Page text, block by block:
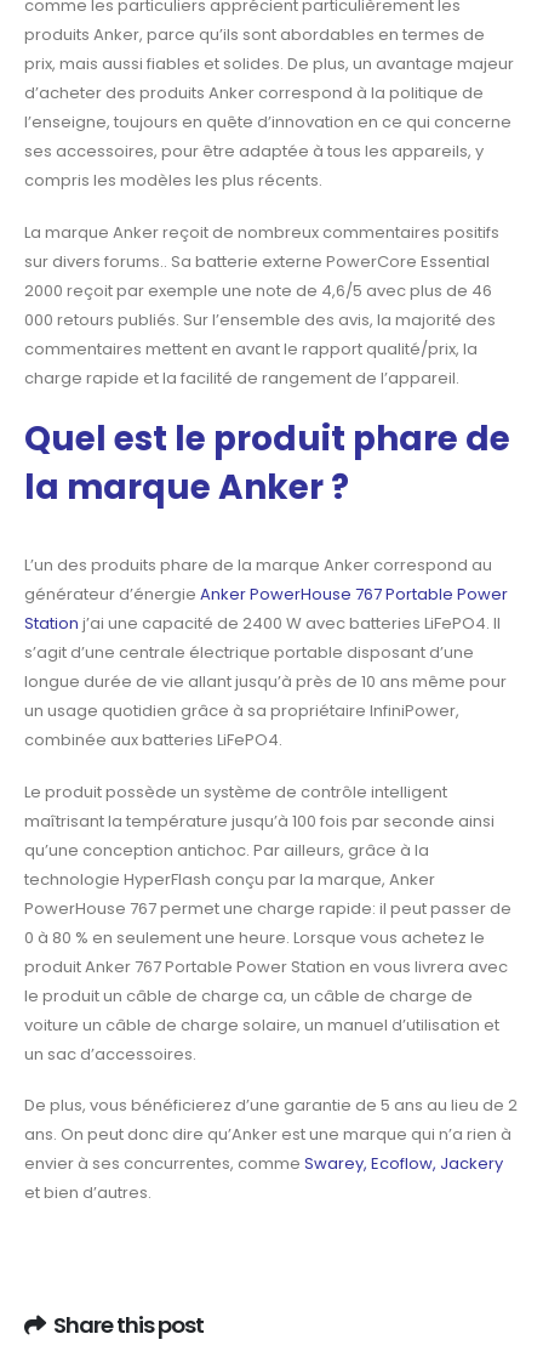
comme les particuliers apprécient particulièrement les
produits Anker, parce qu’ils sont abordables en termes de
prix, mais aussi fiables et solides. De plus, un avantage majeur
d’acheter des produits Anker correspond à la politique de
l’enseigne, toujours en quête d’innovation en ce qui concerne
ses accessoires, pour être adaptée à tous les appareils, y
compris les modèles les plus récents.
La marque Anker reçoit de nombreux commentaires positifs
sur divers forums.. Sa batterie externe PowerCore Essential
2000 reçoit par exemple une note de 4,6/5 avec plus de 46
000 retours publiés. Surl’ensemble des avis, la majorité des
commentaires mettent en avant le rapport qualité/prix, la
charge rapide et la facilité de rangement de l’appareil.
Quel est le produit phare de
la marque Anker ?
L’un des produits phare de la marque Anker correspond au
générateur d’énergie Anker PowerHouse 767 Portable Power
Station j’ai une capacité de 2400 W avec batteries LiFePO4. Il
s’agit d’une centrale électrique portable disposant d’une
longue durée de vie allant jusqu’à près de 10 ans même pour
un usage quotidien grâce à sa propriétaire InfiniPower,
combinée aux batteries LiFePO4.
Le produit possède un système de contrôle intelligent
maîtrisant la température jusqu’à 100 fois par seconde ainsi
qu’une conception antichoc. Par ailleurs, grâce à la
technologie HyperFlash conçu par la marque, Anker
PowerHouse 767 permet une charge rapide: il peut passer de
0 à 80 % en seulement une heure. Lorsque vous achetez le
produit Anker 767 Portable Power Station en vous livrera avec
le produit un câble de charge ca, un câble de charge de
voiture un câble de charge solaire, un manuel d’utilisation et
un sac d’accessoires.
De plus, vous bénéficierez d’une garantie de 5 ans au lieu de 2
ans. On peut donc dire qu’Anker est une marque qui n’a rien à
envier à ses concurrentes, comme Swarey, Ecoflow, Jackery
et bien d’autres.
Share this post